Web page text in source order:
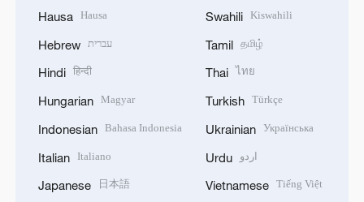
Hausa Hausa
Hebrew עברית
Hindi हिन्दी
Hungarian Magyar
Indonesian Bahasa Indonesia
Italian Italiano
Japanese 日本語
Swahili Kiswahili
Tamil தமிழ்
Thai ไทย
Turkish Türkçe
Ukrainian Українська
Urdu اردو
Vietnamese Tiếng Việt